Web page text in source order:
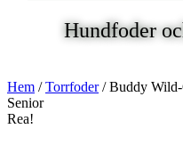
Hundfoder
Hem /Torrfoder/ Buddy Wild-
Senior
Rea!